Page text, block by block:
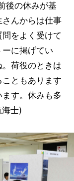
後の休みが基
んからは仕事
をよく受けて
に掲げてい
荷役のときは
ともあります
す。休みも多
士)